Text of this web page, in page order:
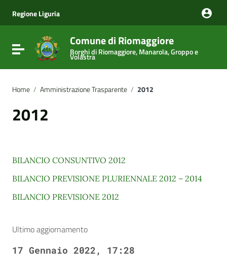
Vai al menu di navigazione
Vai al footer
Regione Liguria
Attiva / disattiva la navigazione
Comune di Riomaggiore
Borghi di Riomaggiore, Manarola, Groppo e
Volastra
Home / Amministrazione Trasparente / 2012
2012
BILANCIO CONSUNTIVO 2012
BILANCIO PREVISIONE PLURIENNALE 2012 – 2014
BILANCIO PREVISIONE 2012
Ultimo aggiornamento
17 Gennaio 2022, 17:28